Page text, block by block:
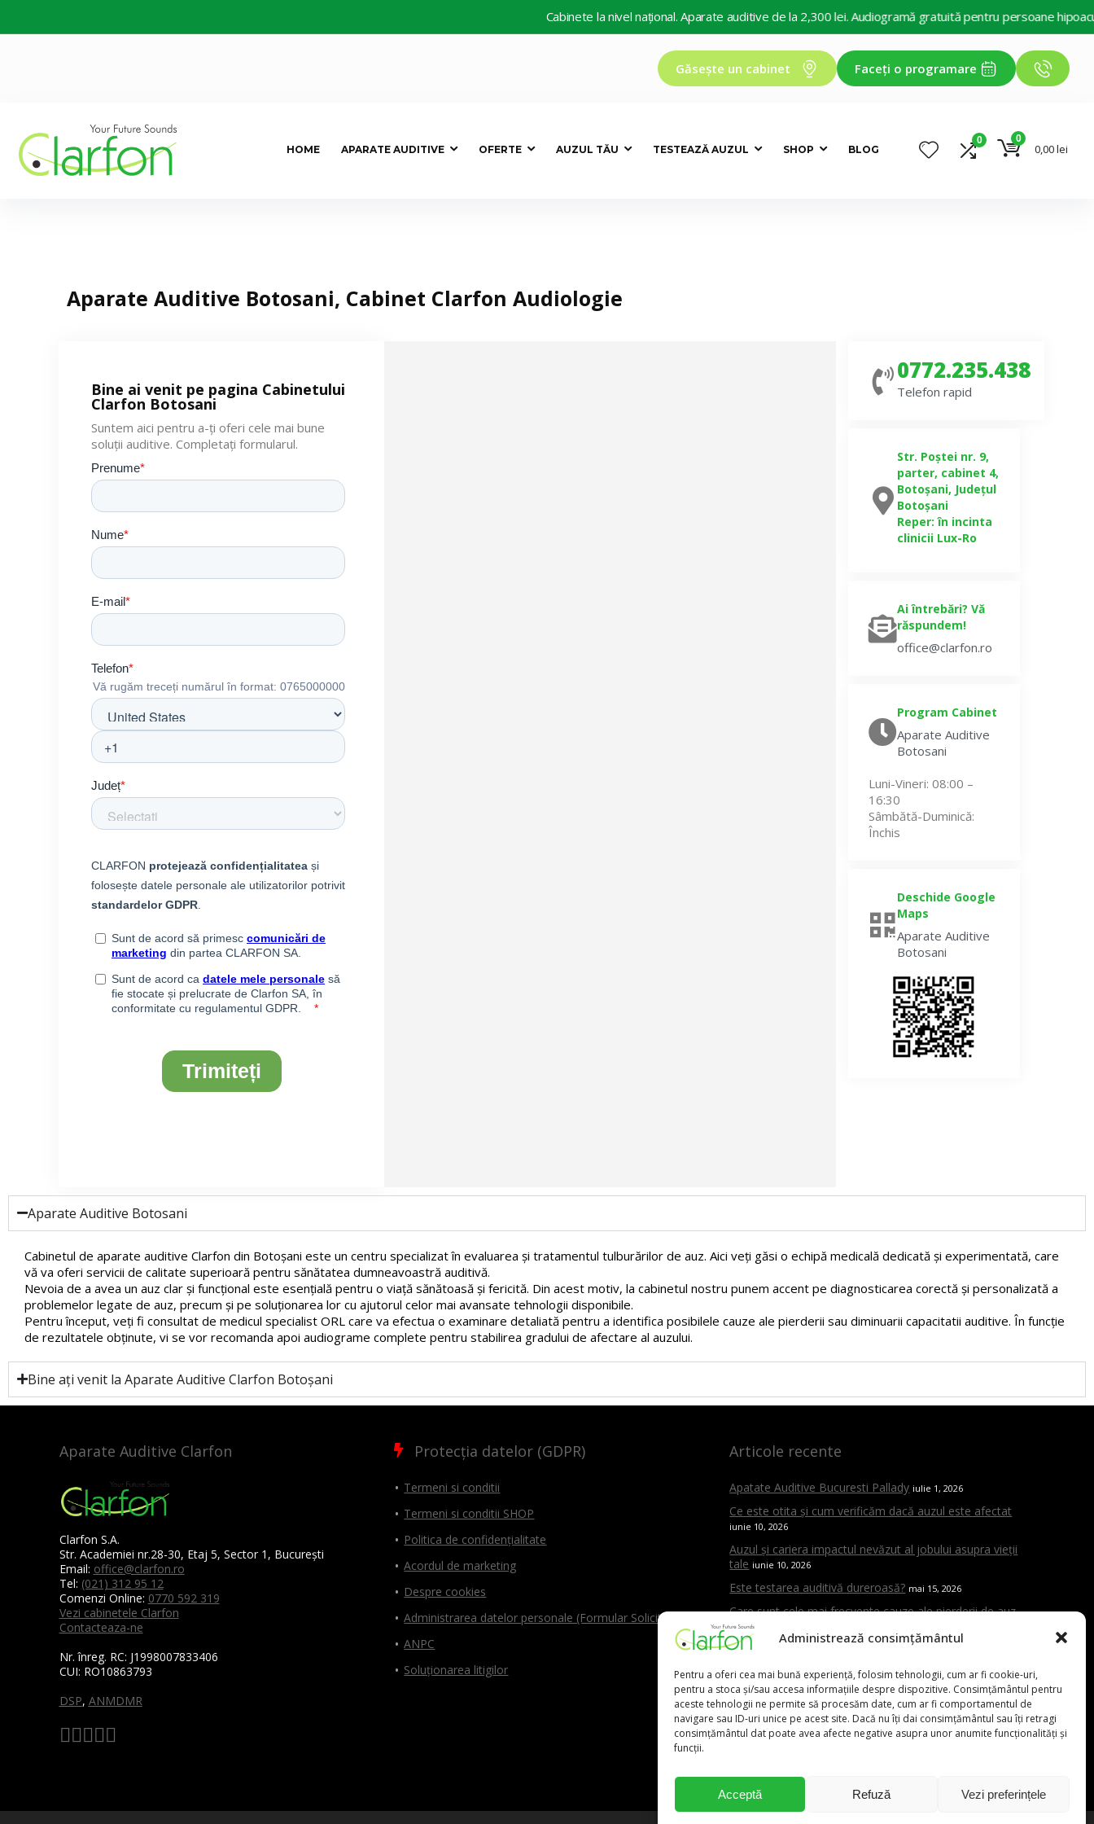
Administrează consimțământul
Pentru a oferi cea mai bună experiență, folosim tehnologii, cum ar fi cookie-uri,
pentru a stoca și/sau accesa informațiile despre dispozitive. Consimțământul pentru
aceste tehnologii ne permite să procesăm date, cum ar fi comportamentul de
navigare sau ID-uri unice pe acest site. Dacă nu îți dai consimțământul sau îți retragi
consimțământul dat poate avea afecte negative asupra unor anumite funcționalități și
funcții.
Acceptă Refuză Vezi preferințele
Cabinete la nivel național. Aparate auditive de la 2,300 lei. Audiogramă gratuită pentru persoane hipoacuzice.
Găsește un cabinet Faceți o programare
HOME APARATE AUDITIVE OFERTE AUZUL TĂU TESTEAZĂ AUZUL SHOP BLOG
0 0
0,00lei
Aparate Auditive Botosani, Cabinet Clarfon Audiologie
Bine ai venit pe pagina Cabinetului
Clarfon Botosani
Suntem aici pentru a-ți oferi cele mai bune
soluții auditive. Completați formularul.
0772.235.438
Telefon rapid
Str. Poștei nr. 9,
parter, cabinet 4,
Botoșani, Județul
Botoșani
Reper: în incinta
clinicii Lux-Ro
Ai întrebări? Vă
răspundem!
office@clarfon.ro
Program Cabinet
Aparate Auditive
Botosani
Luni-Vineri: 08:00 –
16:30
Sâmbătă-Duminică:
Închis
Deschide Google
Maps
Aparate Auditive
Botosani
Aparate Auditive Botosani
Cabinetul de aparate auditive Clarfon din Botoșani este un centru specializat în evaluarea și tratamentul tulburărilor de auz. Aici veți găsi o echipă medicală dedicată și experimentată, care
vă va oferi servicii de calitate superioară pentru sănătatea dumneavoastră auditivă.
Nevoia de a avea un auz clar și funcțional este esențială pentru o viață sănătoasă și fericită. Din acest motiv, la cabinetul nostru punem accent pe diagnosticarea corectă și personalizată a
problemelor legate de auz, precum și pe soluționarea lor cu ajutorul celor mai avansate tehnologii disponibile.
Pentru început, veți fi consultat de medicul specialist ORL care va efectua o examinare detaliată pentru a identifica posibilele cauze ale pierderii sau diminuarii capacitatii auditive. În funcție
de rezultatele obținute, vi se vor recomanda apoi audiograme complete pentru stabilirea gradului de afectare al auzului.
Bine ați venit la Aparate Auditive Clarfon Botoșani
Aparate Auditive Clarfon
Clarfon S.A.
Str. Academiei nr.28-30, Etaj 5, Sector 1, București
Email: office@clarfon.ro
Tel: (021) 312 95 12
Comenzi Online: 0770 592 319
Vezi cabinetele Clarfon
Contacteaza-ne
Nr. înreg. RC: J1998007833406
CUI: RO10863793
DSP, ANMDMR
Protecția datelor (GDPR)
Termeni si conditii
Termeni si conditii SHOP
Politica de confidențialitate
Acordul de marketing
Despre cookies
Administrarea datelor personale (Formular Solicitări)
ANPC
Soluționarea litigilor
Articole recente
Apatate Auditive Bucuresti Pallady iulie 1, 2026
Ce este otita și cum verificăm dacă auzul este afectat
iunie 10, 2026
Auzul și cariera impactul nevăzut al jobului asupra vieții
tale iunie 10, 2026
Este testarea auditivă dureroasă? mai 15, 2026
Care sunt cele mai frecvente cauze ale pierderii de auz
mai 15, 2026
Cand trebuie sa mergi la ORL mai 15, 2026
Aparat auditiv versus amplificator – care este diferența și
de ce contează evaluarea profesională mai 15, 2026